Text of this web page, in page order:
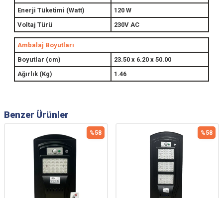
Enerji Tüketimi (Watt)
120 W
Voltaj Türü
230V AC
Ambalaj Boyutları
Boyutlar (cm)
23.50 x 6.20 x 50.00
Ağırlık (Kg)
1.46
Benzer Ürünler
%58 %58